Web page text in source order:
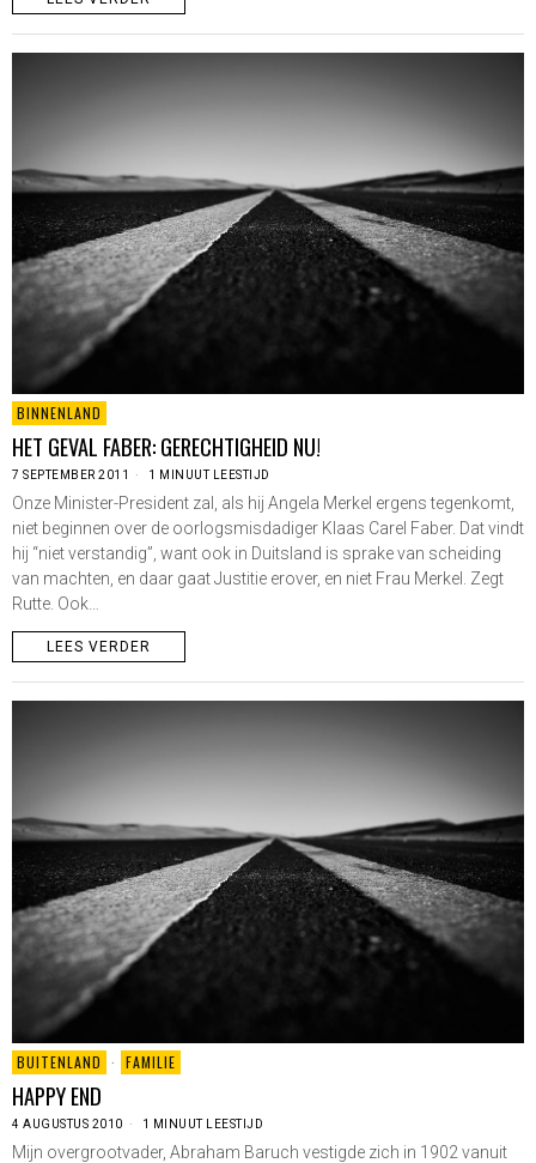
BINNENLAND
HET GEVAL FABER: GERECHTIGHEID NU!
7 SEPTEMBER 2011 1 MINUUT LEESTIJD
Onze Minister-President zal, als hij Angela Merkel ergens tegenkomt,
niet beginnen over de oorlogsmisdadiger Klaas Carel Faber. Dat vindt
hij “niet verstandig”, want ook in Duitsland is sprake van scheiding
van machten, en daar gaat Justitie erover, en niet Frau Merkel. Zegt
Rutte. Ook…
LEES VERDER
BUITENLAND · FAMILIE
HAPPY END
4 AUGUSTUS 2010 1 MINUUT LEESTIJD
Mijn overgrootvader, Abraham Baruch vestigde zich in 1902 vanuit